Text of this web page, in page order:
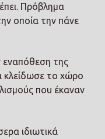
Πρόβλημα
οποία την πάνε
εναπόθεση της
κλείδωσε το χώρο
που έκαναν
ιδιωτικά